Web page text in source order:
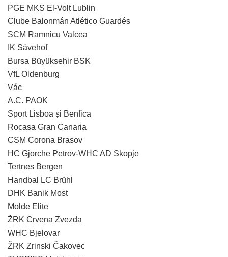
PGE MKS El-Volt Lublin
Clube Balonmán Atlético Guardés
SCM Ramnicu Valcea
IK Sävehof
Bursa Büyüksehir BSK
VfL Oldenburg
Vác
A.C. PAOK
Sport Lisboa și Benfica
Rocasa Gran Canaria
CSM Corona Brasov
HC Gjorche Petrov-WHC AD Skopje
Tertnes Bergen
Handbal LC Brühl
DHK Banik Most
Molde Elite
ŽRK Crvena Zvezda
WHC Bjelovar
ŽRK Zrinski Čakovec